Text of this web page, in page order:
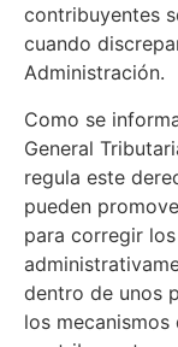
contribuyentes
cuando
Administración.
Como se
General
regula este
pueden
para corregir
dentro de unos
los